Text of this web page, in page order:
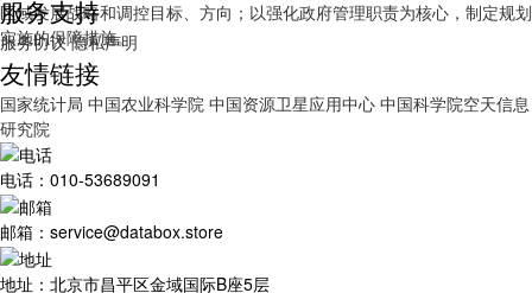
区域发展战略和调控目标、方向；以强化政府管理职责为核心，制定规划
实施的保障措施。
服务支持
服务协议 隐私声明
友情链接
国家统计局 中国农业科学院 中国资源卫星应用中心 中国科学院空天信息
研究院
电话：010-53689091
邮箱：service@databox.store
地址：北京市昌平区金域国际B座5层